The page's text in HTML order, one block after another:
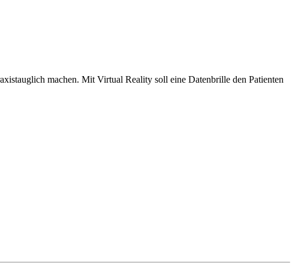
machen. Mit Virtual Reality soll eine Datenbrille den Patienten